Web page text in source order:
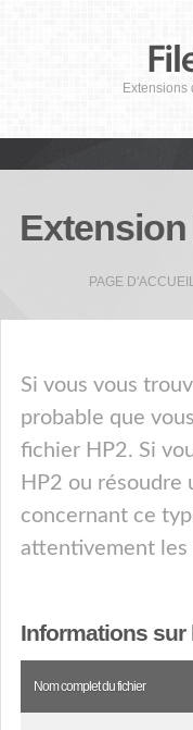
Extensions
PAGE
Si vous vous
probable que
fichier HP2. Si
HP2 ou résoudre
concernant ce
attentivement les
Informations sur
Nom complet du fichier